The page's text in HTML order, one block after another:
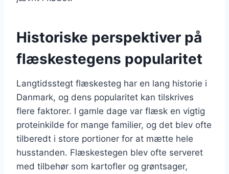
Historiske perspektiver på
flæskestegens popularitet
Langtidsstegt flæskesteg har en lang historie i
Danmark, og dens popularitet kan tilskrives
flere faktorer. I gamle dage var flæsk en vigtig
proteinkilde for mange familier, og det blev ofte
tilberedt i store portioner for at mætte hele
husstanden. Flæskestegen blev ofte serveret
med tilbehør som kartofler og grøntsager,